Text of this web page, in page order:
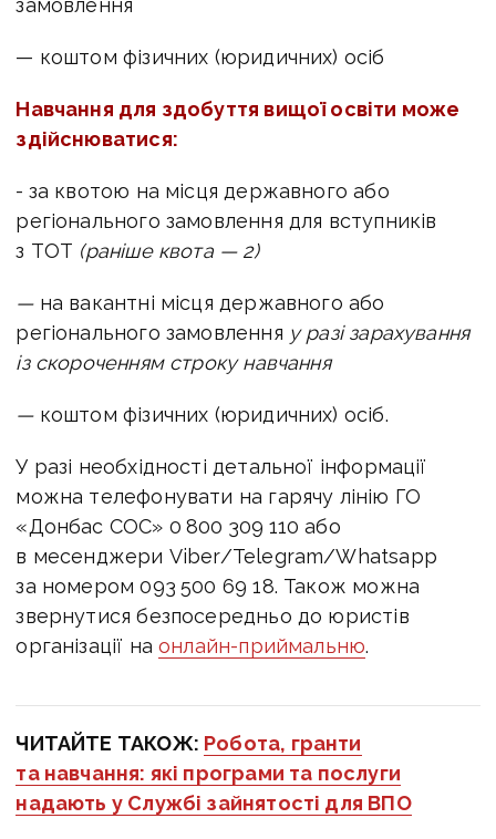
замовлення
— коштом фізичних (юридичних) осіб
Навчання для здобуття вищої освіти може
здійснюватися:
- за квотою на місця державного або
регіонального замовлення для вступників
з ТОТ (раніше квота — 2)
— на вакантні місця державного або
регіонального замовлення у разі зарахування
із скороченням строку навчання
— коштом фізичних (юридичних) осіб.
У разі необхідності детальної інформації
можна телефонувати на гарячу лінію ГО
«Донбас СОС» 0 800 309 110 або
в месенджери Viber/Telegram/Whatsapp
за номером 093 500 69 18. Також можна
звернутися безпосередньо до юристів
організації наонлайн-приймальню.
ЧИТАЙТЕ ТАКОЖ: Робота, гранти
та навчання: які програми та послуги
надають у Службі зайнятості для ВПО